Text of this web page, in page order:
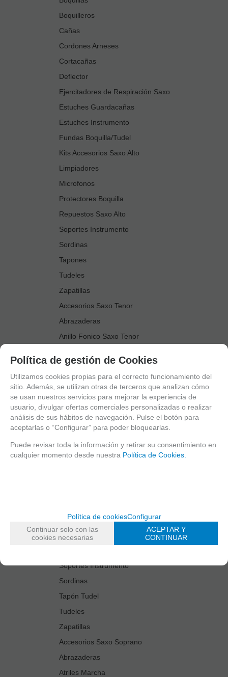
Boquilleros
Cañas
Cordones Arneses
Cortacañas
Deflector
Ejercitadores de Respiración Saxo
Estuches Guardacañas
Estuches Instrumento
Fundas Boquilla/Tudel
Kits Accesorios Saxo Alto
Limpiadores
Microfonos
Protectores Boquilla
Repuestos Saxo Alto
Soportes Instrumento
Sordinas
Tapones
Tudeles
Zapatillas
Accesorios Saxo Tenor
Abrazaderas
Anillo Fonico Saxo Tenor
Boquillas
Boquilleros
Cañas
Cortacañas
Deflector Saxo Tenor
Estuches Guardacañas
Limpiadores
Protectores Boquilla
Soportes Instrumento
Sordinas
Tapón Tudel
Tudeles
Zapatillas
Accesorios Saxo Soprano
Abrazaderas
Atriles Marcha
Política de gestión de Cookies
Utilizamos cookies propias para el correcto funcionamiento del
sitio. Además, se utilizan otras de terceros que analizan cómo
se usan nuestros servicios para mejorar la experiencia de
usuario, divulgar ofertas comerciales personalizadas o realizar
análisis de sus hábitos de navegación. Pulse el botón para
aceptarlas o “Configurar” para poder bloquearlas.
Puede revisar toda la información y retirar su consentimiento en
cualquier momento desde nuestra Política de Cookies.
Política de cookiesConfigurar
Continuar solo con las
cookies necesarias
ACEPTAR Y
CONTINUAR